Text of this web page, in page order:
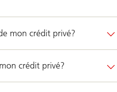
mon crédit privé?
crédit privé?